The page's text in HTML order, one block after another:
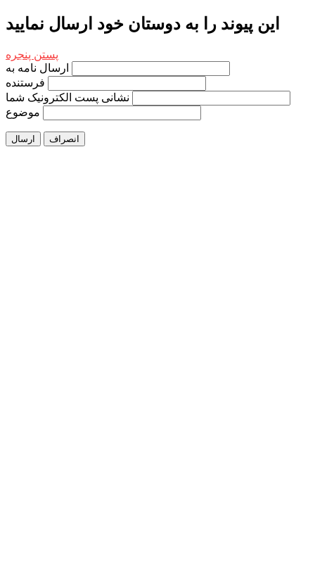
این پیوند را به دوستان خود ارسال نمایید
پستن پنجره
فرستنده
نشانی پست الکترونیک شما
موضوع
ارسال انصراف